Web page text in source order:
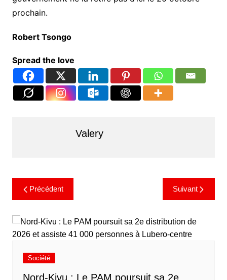
prochain.
Robert Tsongo
Spread the love
Valery
Précédent Suivant
Société
Nord-Kivu : Le PAM poursuit sa 2e